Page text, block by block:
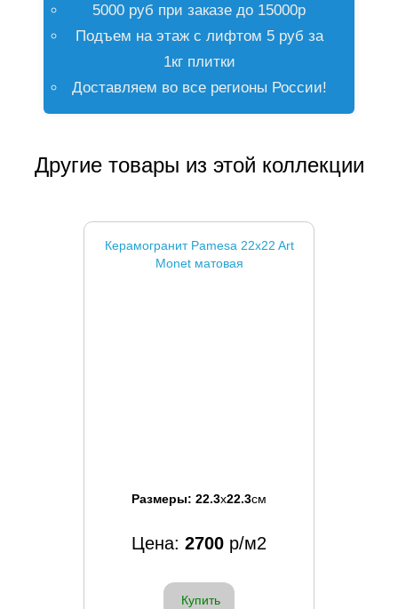
5000 руб при заказе до 15000р
Подъем на этаж с лифтом 5 руб за
1кг плитки
Доставляем во все регионы России!
Другие товары из этой коллекции
Керамогранит Pamesa 22x22 Art
Monet матовая
Размеры: 22.3x22.3см
Цена: 2700 р/м2
Купить